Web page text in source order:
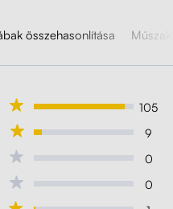
összehasonlítása
105
9
0
0